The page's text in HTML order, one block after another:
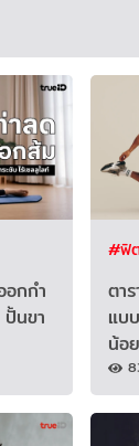
อกกํา
นขา
#ฟิ
ตา
แบ
น้อ